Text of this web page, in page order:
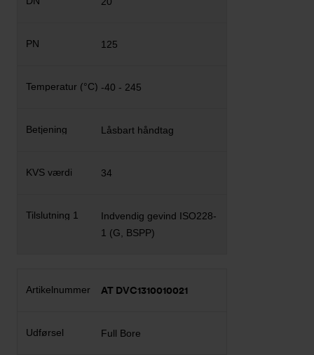
125
-40 - 245
Låsbart håndtag
34
Indvendig gevind ISO228-
1 (G, BSPP)
AT DVC1310010021
Full Bore